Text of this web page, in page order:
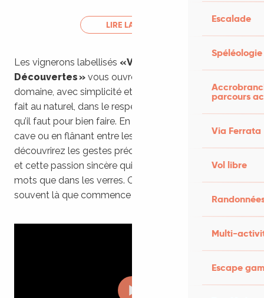
Escalade
Spéléologie
parcours
Via Ferrata
Vol libre
Multi-
Escape
LIRE LA SUITE
Les vignerons labellisés « Vignobles &
Découvertes » vous ouvrent grand les portes de leur
domaine, avec simplicité et générosité. Ici, l’accueil se
fait au naturel, dans le respect du terroir et du temps
qu’il faut pour bien faire. En poussant la porte d’une
cave ou en flânant entre les rangs de vigne, vous
découvrirez les gestes précis, les histoires partagées,
et cette passion sincère qui se goûte autant dans les
mots que dans les verres. Osez la rencontre : c’est
souvent là que commence le vrai voyage.